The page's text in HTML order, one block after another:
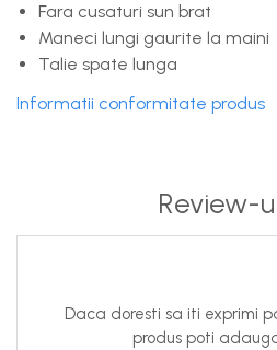
Fara cusaturi sun brat
Maneci lungi gaurite la maini
Talie spate lunga
Informatii conformitate produs
Review-
Daca doresti sa iti exprimi
produs poti